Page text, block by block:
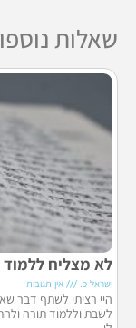
שאלות
לא מצליח ללמוד
ישראל כ. אין תגובות
היי רציתי לשתף דבר